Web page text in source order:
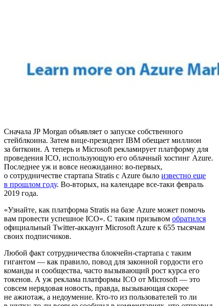
Сначала JP Morgan объявляет о запуске собственного
стейблкоина. Затем вице-президент IBM обещает миллион
за биткоин. А теперь и Microsoft рекламирует платформу для
проведения ICO, использующую его облачный хостинг Azure.
Последнее уж и вовсе неожиданно: во-первых,
о сотрудничестве стартапа Stratis с Azure было известно еще
в прошлом году. Во-вторых, на календаре все-таки февраль
2019 года.
«Узнайте, как платформа Stratis на базе Azure может помочь
вам провести успешное ICO». С таким призывом обратился
официальный Twitter-аккаунт Microsoft Azure к 655 тысячам
своих подписчиков.
Любой факт сотрудничества блокчейн-стартапа с таким
гигантом — как правило, повод для законной гордости его
команды и сообщества, часто вызывающий рост курса его
токенов. А уж реклама платформы ICO от Microsoft — это
совсем нерядовая новость, правда, вызывающая скорее
не ажиотаж, а недоумение. Кто-то из пользователей то ли